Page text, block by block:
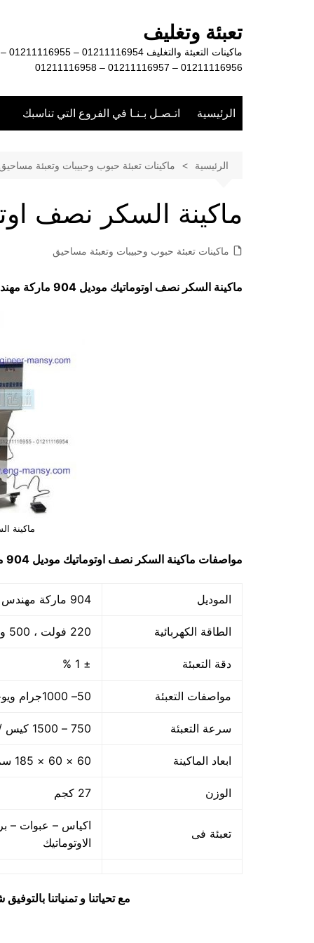
تعبئة وتغليف
ماكينات التعبئة والتغليف 01211116954 – 01211116955 –
01211116956 – 01211116957 – 01211116958
الرئيسية اتـصـل بـنـا في الفروع التي تناسبك
الرئيسية ماكينات تعبئة حبوب وحبيبات وتعبئة مساحيق
ماكينة السكر نصف
ماكينات تعبئة حبوب وحبيبات وتعبئة مساحيق
ماكينة السكر نصف اوتوماتيك موديل 904 ماركة مهندس منسي
ماكينة
مواصفات ماكينة السكر نصف اوتوماتيك موديل 904 ماركة مهندس منسي
الموديل 904 ماركة مهندس منسي
الطاقة الكهربائية 220 فولت ، 500 وات
دقة التعبئة ± 1 %
مواصفات التعبئة 50– 1000جرام ويوجد اوزان اخري حتى 5 كجم
سرعة التعبئة 750 – 1500 كيس / الساعه حسب سرعة العامل
ابعاد الماكينة 60 × 60 × 185 سم
الوزن 27 كجم
تعبئة فى
اكياس – عبوات –
الاوتوماتيك
مع تحياتنا و تمنياتنا